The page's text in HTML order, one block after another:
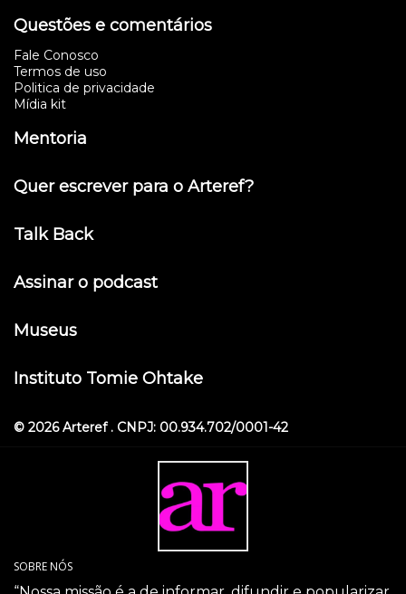
Questões e comentários
Fale Conosco
Termos de uso
Politica de privacidade
Mídia kit
Mentoria
Quer escrever para o Arteref?
Talk Back
Assinar o podcast
Museus
Instituto Tomie Ohtake
© 2026 Arteref . CNPJ: 00.934.702/0001-42
SOBRE NÓS